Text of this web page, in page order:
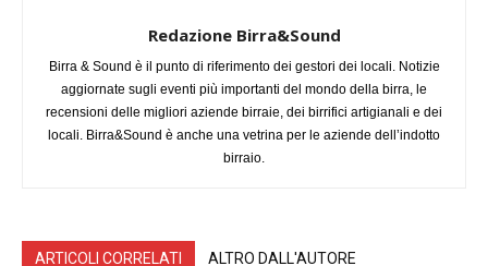
Redazione Birra&Sound
Birra & Sound è il punto di riferimento dei gestori dei locali. Notizie
aggiornate sugli eventi più importanti del mondo della birra, le
recensioni delle migliori aziende birraie, dei birrifici artigianali e dei
locali. Birra&Sound è anche una vetrina per le aziende dell’indotto
birraio.
ARTICOLI CORRELATI ALTRO DALL'AUTORE